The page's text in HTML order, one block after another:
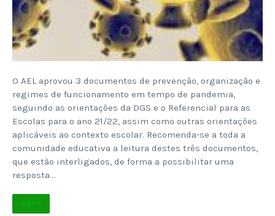
O AEL aprovou 3 documentos de prevenção, organização e
regimes de funcionamento em tempo de pandemia,
seguindo as orientações da DGS e o Referencial para as
Escolas para o ano 21/22, assim como outras orientações
aplicáveis ao contexto escolar. Recomenda-se a toda a
comunidade educativa a leitura destes três documentos,
que estão interligados, de forma a possibilitar uma
resposta…
Ler +